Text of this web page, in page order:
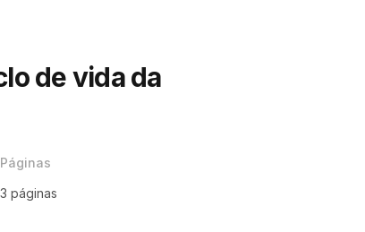
de vida da
Páginas
3 páginas